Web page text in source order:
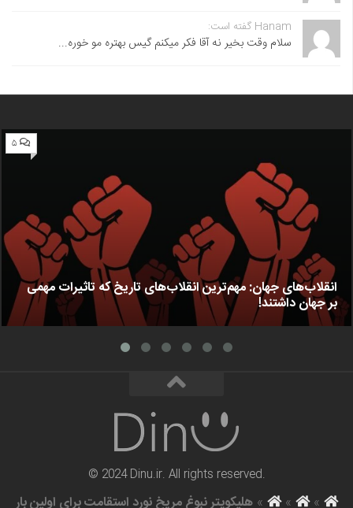
Hanam گفته است:
سلام وقت بخیر نه آقا فکر میکنم گیس بهتره مو خوره...
۵
انقلاب‌های جهان: مهم‌ترین انقلاب‌های تاریخ که تاثیرات مهمی
بر جهان داشتند!
© 2024 Dinu.ir. All rights reserved.
»
»
»هلیکوپتر نبوغ مریخ نورد استقامت برای اولین بار